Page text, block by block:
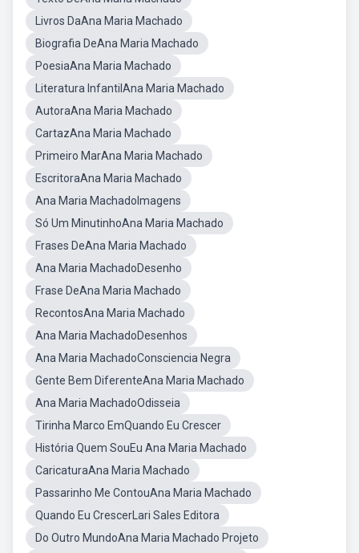
Livros DaAna Maria Machado
Biografia DeAna Maria Machado
PoesiaAna Maria Machado
Literatura InfantilAna Maria Machado
AutoraAna Maria Machado
CartazAna Maria Machado
Primeiro MarAna Maria Machado
EscritoraAna Maria Machado
Ana Maria MachadoImagens
Só Um MinutinhoAna Maria Machado
Frases DeAna Maria Machado
Ana Maria MachadoDesenho
Frase DeAna Maria Machado
RecontosAna Maria Machado
Ana Maria MachadoDesenhos
Ana Maria MachadoConsciencia Negra
Gente Bem DiferenteAna Maria Machado
Ana Maria MachadoOdisseia
Tirinha Marco EmQuando Eu Crescer
História Quem SouEu Ana Maria Machado
CaricaturaAna Maria Machado
Passarinho Me ContouAna Maria Machado
Quando Eu CrescerLari Sales Editora
Do Outro MundoAna Maria Machado Projeto